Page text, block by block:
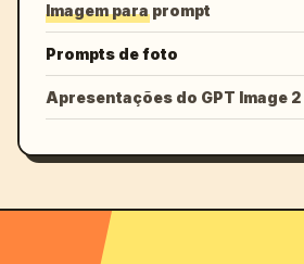
Imagem para prompt
Prompts de foto
Apresentações do GPT Image 2